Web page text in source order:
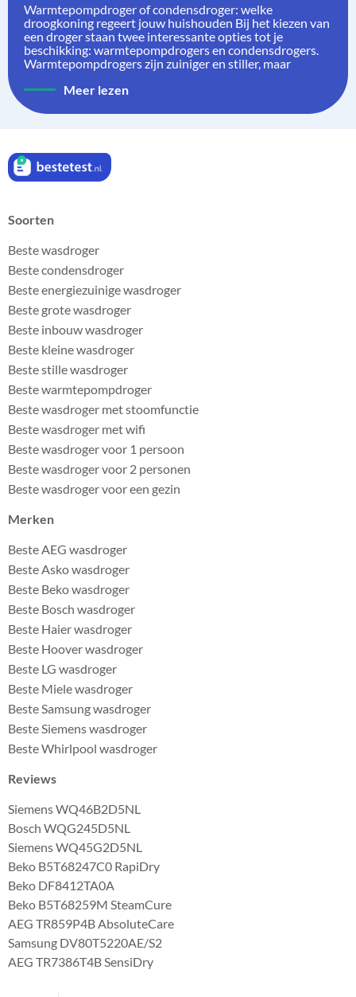
Warmtepompdroger of condensdroger: welke
droogkoning regeert jouw huishouden Bij het kiezen van
een droger staan twee interessante opties tot je
beschikking: warmtepompdrogers en condensdrogers.
Warmtepompdrogers zijn zuiniger en stiller, maar
Meer lezen
Soorten
Beste wasdroger
Beste condensdroger
Beste energiezuinige wasdroger
Beste grote wasdroger
Beste inbouw wasdroger
Beste kleine wasdroger
Beste stille wasdroger
Beste warmtepompdroger
Beste wasdroger met stoomfunctie
Beste wasdroger met wifi
Beste wasdroger voor 1 persoon
Beste wasdroger voor 2 personen
Beste wasdroger voor een gezin
Merken
Beste AEG wasdroger
Beste Asko wasdroger
Beste Beko wasdroger
Beste Bosch wasdroger
Beste Haier wasdroger
Beste Hoover wasdroger
Beste LG wasdroger
Beste Miele wasdroger
Beste Samsung wasdroger
Beste Siemens wasdroger
Beste Whirlpool wasdroger
Reviews
Siemens WQ46B2D5NL
Bosch WQG245D5NL
Siemens WQ45G2D5NL
Beko B5T68247C0 RapiDry
Beko DF8412TA0A
Beko B5T68259M SteamCure
AEG TR859P4B AbsoluteCare
Samsung DV80T5220AE/S2
AEG TR7386T4B SensiDry